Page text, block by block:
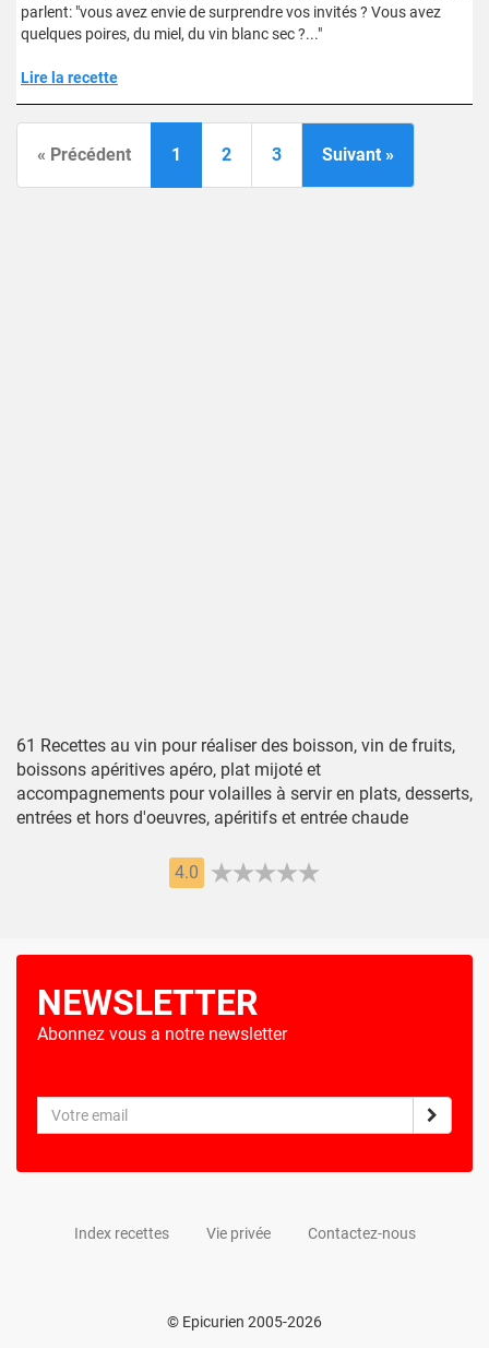
parlent: "vous avez envie de surprendre vos invités ? Vous avez
quelques poires, du miel, du vin blanc sec ?..."
Lire la recette
« Précédent 1 2 3 Suivant »
61 Recettes au vin pour réaliser des boisson, vin de fruits,
boissons apéritives apéro, plat mijoté et
accompagnements pour volailles à servir en plats, desserts,
entrées et hors d'oeuvres, apéritifs et entrée chaude
4.0
NEWSLETTER
Abonnez vous a notre newsletter
Index recettes Vie privée Contactez-nous
© Epicurien 2005-2026